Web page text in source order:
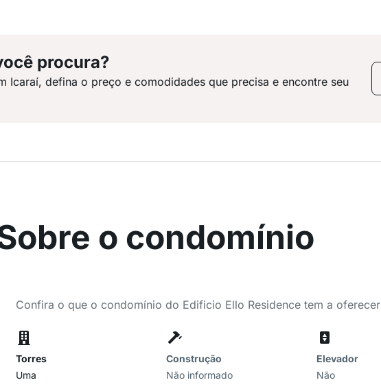
procura?
Icaraí, defina o preço e comodidades que precisa e encontre seu
o condomínio
Confira o que o condomínio do Edificio Ello Residence tem a oferecer
Torres
Uma
Construção
Não informado
Elevador
Não